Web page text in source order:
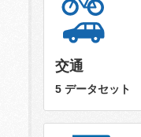
交通
5 データセット